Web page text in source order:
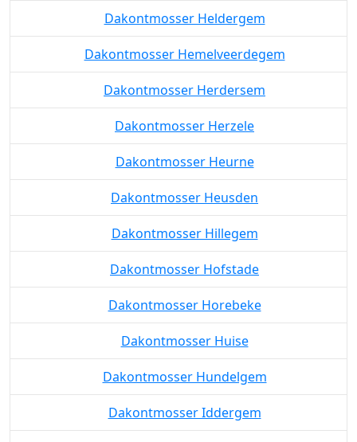
Dakontmosser Heldergem
Dakontmosser Hemelveerdegem
Dakontmosser Herdersem
Dakontmosser Herzele
Dakontmosser Heurne
Dakontmosser Heusden
Dakontmosser Hillegem
Dakontmosser Hofstade
Dakontmosser Horebeke
Dakontmosser Huise
Dakontmosser Hundelgem
Dakontmosser Iddergem